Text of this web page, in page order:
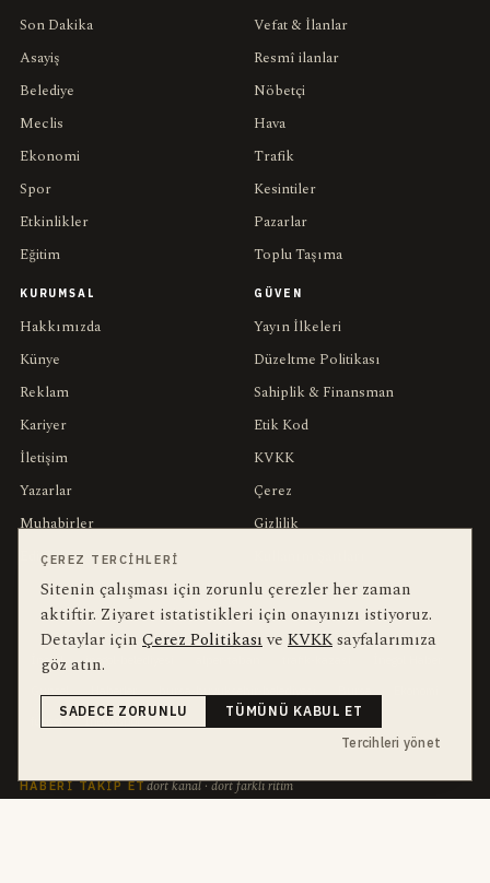
Son Dakika
Asayiş
Belediye
Meclis
Ekonomi
Spor
Etkinlikler
Eğitim
Vefat & İlanlar
Resmî ilanlar
Nöbetçi
Hava
Trafik
Kesintiler
Pazarlar
Toplu Taşıma
KURUMSAL
Hakkımızda
Künye
Reklam
Kariyer
İletişim
Yazarlar
Muhabirler
Editörler
GÜVEN
Yayın İlkeleri
Düzeltme Politikası
Sahiplik & Finansman
Etik Kod
KVKK
Çerez
Gizlilik
YEREL ARANANLARbu hafta en çok aranan
İnegöl inegol-belediyesi
futbol
İnegölspor
HABERI TAKIP ETdört kanal · dört farklı ritim
ÇEREZ TERCIHLERI
Sitenin çalışması için zorunlu çerezler her zaman
aktiftir. Ziyaret istatistikleri için onayınızı istiyoruz.
Detaylar için Çerez Politikasıve KVKKsayfalarımıza
göz atın.
SADECE ZORUNLU
TÜMÜNÜ KABUL ET
Tercihleri yönet